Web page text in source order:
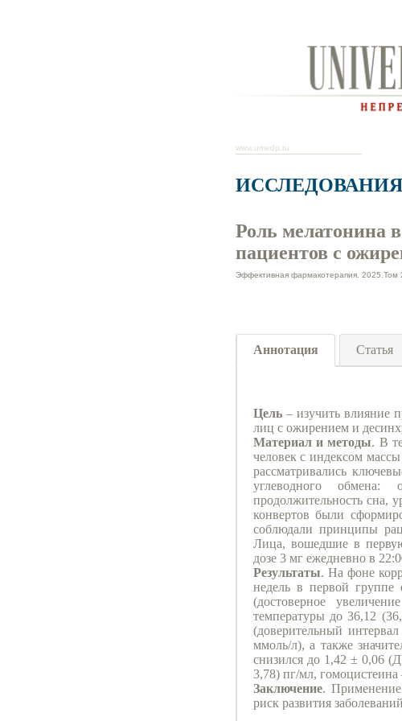
www.umedp.ru
ИССЛЕДОВАНИЯ
Роль мелатонина
пациентов с
Эффективная фармакотерапия.
Аннотация Статья
Цель – изучить влияние
лиц с ожирением и
Материал и методы. В
человек с индексом
рассматривались
углеводного обмена:
продолжительность сна,
конвертов были
соблюдали принципы
Лица, вошедшие в
дозе 3 мг ежедневно в
Результаты. На фоне
недель в первой группе
(достоверное
температуры до 36,12
(доверительный
ммоль/л), а также
снизился до 1,42 ± 0,06
3,78) пг/мл,
Заключение. Применение
риск развития